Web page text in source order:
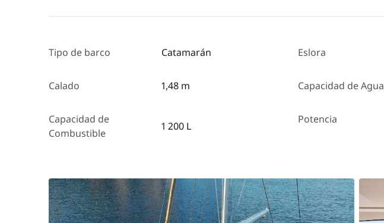
Tipo de barco Catamarán Eslora
Calado 1,48 m Capacidad de Agua
Capacidad de
Combustible
1 200 L
Potencia